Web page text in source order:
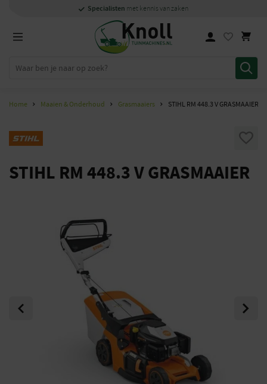
Specialisten met kennis van zaken
1000m2showroom in Staphorst
Persoonlijkensnelcontact
Specialisten met kennis van zaken
Home Maaien & Onderhoud Grasmaaiers STIHL RM 448.3 V GRASMAAIER
STIHL RM 448.3 V GRASMAAIER
Previous Next